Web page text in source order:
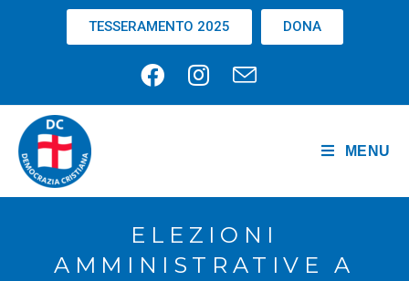
TESSERAMENTO 2025 DONA
MENU
ELEZIONI
AMMINISTRATIVE A